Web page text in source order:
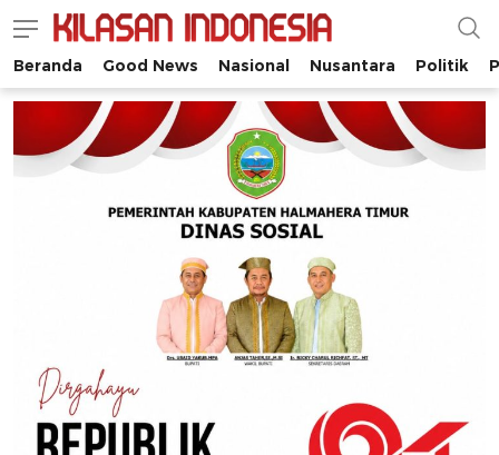
Kilasan Indonesia
Satu-satunya di Indonesia
Beranda Good News Nasional Nusantara Politik